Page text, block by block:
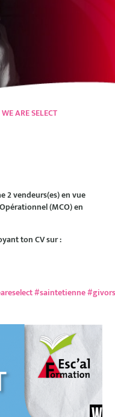
ARE SELECT
2 vendeurs(es) en vue
(MCO) en
ton CV sur :
#saintetienne#givors